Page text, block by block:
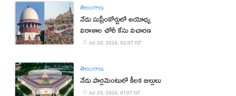
తెలంగాణ
నేడు సుప్రీంకోర్టులో అయోధ్య
విరాళాల చోరీ కేసు విచారణ
Jul 20, 2026, 02:07 IST
తెలంగాణ
నేడు పార్లమెంటులో కీలక బిల్లులు
Jul 20, 2026, 01:07 IST